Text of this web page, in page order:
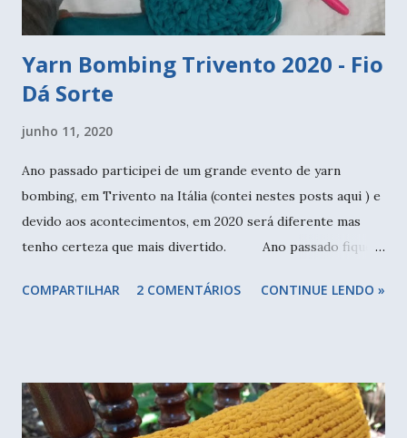
Yarn Bombing Trivento 2020 - Fio
Dá Sorte
junho 11, 2020
Ano passado participei de um grande evento de yarn
bombing, em Trivento na Itália (contei nestes posts aqui ) e
devido aos acontecimentos, em 2020 será diferente mas
tenho certeza que mais divertido. Ano passado fiquei
descartada decidi fazê-la agora para 2020. Mas mudei de
ano eles enfeitam as pequenas ruas medievais com
trabalhos enviados por pessoas de várias partes do mundo,
COMPARTILHAR 2 COMENTÁRIOS CONTINUE LENDO »